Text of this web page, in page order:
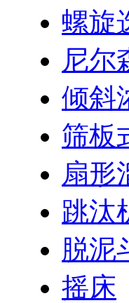
螺旋
尼尔
倾斜
筛板
扇形
跳汰
脱泥
摇床